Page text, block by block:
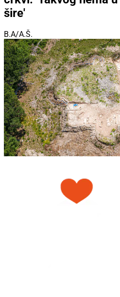
šire'
B.A/A.Š.